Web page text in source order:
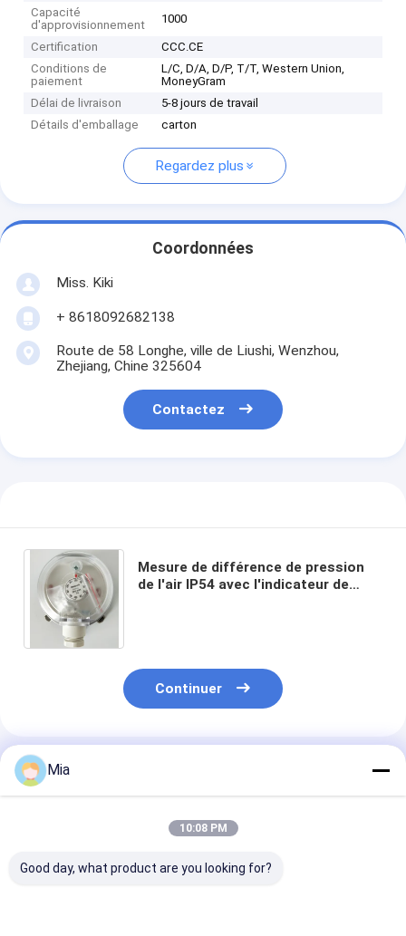
Capacité
d'approvisionnement
1000
Certification
CCC.CE
Conditions de
paiement
L/C, D/A, D/P, T/T, Western Union,
MoneyGram
Délai de livraison
5-8 jours de travail
Détails d'emballage
carton
Regardez plus
Coordonnées
Miss. Kiki
+ 8618092682138
Route de 58 Longhe, ville de Liushi, Wenzhou,
Zhejiang, Chine 325604
Contactez
Mesure de différence de pression
de l'air IP54 avec l'indicateur de
Continuer
Produits Recommandés
Mia
10:08 PM
Good day, what product are you looking for?